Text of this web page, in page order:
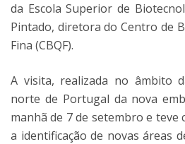
da Escola Superior de
Pintado, diretora do Centro de
Fina (CBQF).
A visita, realizada no âmbito
norte de Portugal da nova
manhã de 7 de setembro e
a identificação de novas áreas